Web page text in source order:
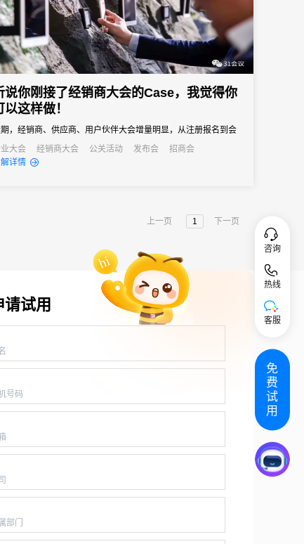
说你刚接了经销商大会的Case，我觉得你
以这样做！
，经销商、供应商、用户伙伴大会增量明显，从注册报名到会
到，从产品展示到会议活动，31会议助力活动变得与众不同。
大会 经销商大会 公关活动 发布会
招商会
详情
上一页 1 下一页
试用
咨询
热线
客服
免
费
试
用